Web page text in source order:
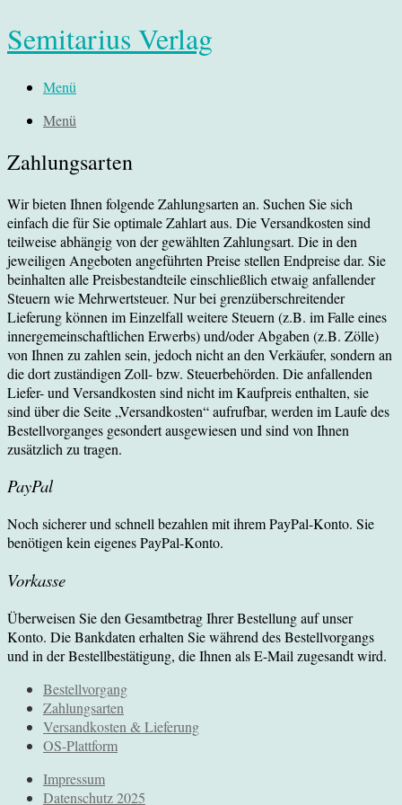
Semitarius Verlag
Menü
Menü
Zahlungsarten
Wir bieten Ihnen folgende Zahlungsarten an. Suchen Sie sich
einfach die für Sie optimale Zahlart aus. Die Versandkosten sind
teilweise abhängig von der gewählten Zahlungsart. Die in den
jeweiligen Angeboten angeführten Preise stellen Endpreise dar. Sie
beinhalten alle Preisbestandteile einschließlich etwaig anfallender
Steuern wie Mehrwertsteuer. Nur bei grenzüberschreitender
Lieferung können im Einzelfall weitere Steuern (z.B. im Falle eines
innergemeinschaftlichen Erwerbs) und/oder Abgaben (z.B. Zölle)
von Ihnen zu zahlen sein, jedoch nicht an den Verkäufer, sondern an
die dort zuständigen Zoll- bzw. Steuerbehörden. Die anfallenden
Liefer- und Versandkosten sind nicht im Kaufpreis enthalten, sie
sind über die Seite „Versandkosten“ aufrufbar, werden im Laufe des
Bestellvorganges gesondert ausgewiesen und sind von Ihnen
zusätzlich zu tragen.
PayPal
Noch sicherer und schnell bezahlen mit ihrem PayPal-Konto. Sie
benötigen kein eigenes PayPal-Konto.
Vorkasse
Überweisen Sie den Gesamtbetrag Ihrer Bestellung auf unser
Konto. Die Bankdaten erhalten Sie während des Bestellvorgangs
und in der Bestellbestätigung, die Ihnen als E-Mail zugesandt wird.
Bestellvorgang
Zahlungsarten
Versandkosten & Lieferung
OS-Plattform
Impressum
Datenschutz 2025